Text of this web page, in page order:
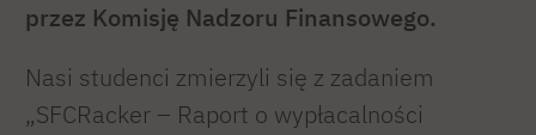
przez Komisję Nadzoru Finansowego.
Nasi studenci zmierzyli się z zadaniem
„SFCRacker – Raport o wypłacalności